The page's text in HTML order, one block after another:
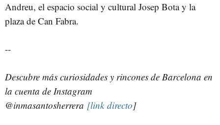
Andreu, el espacio social y cultural Josep Bota y la
plaza de Can Fabra.
--
Descubre más curiosidades y rincones de Barcelona en
la cuenta de Instagram
@inmasantosherrera [link directo]